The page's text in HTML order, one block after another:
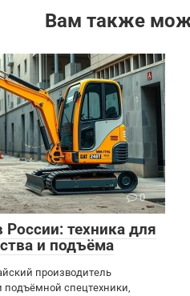
Вам также
0
России: техника для
и подъёма
производитель
подъёмной спецтехники,